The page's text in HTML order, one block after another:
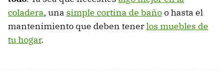
coladera, una simple cortina de bañoo hasta el
mantenimiento que deben tenerlos muebles de
tu hogar.